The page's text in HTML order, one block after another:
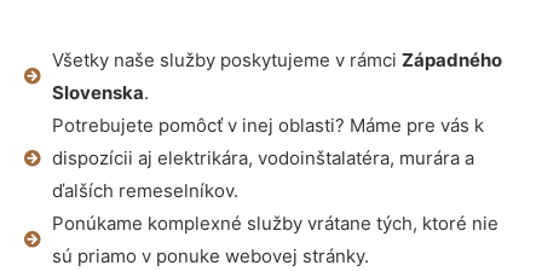
Všetky naše služby poskytujeme v rámci Západného
Slovenska.
Potrebujete pomôcť v inej oblasti? Máme pre vás k
dispozícii aj elektrikára, vodoinštalatéra, murára a
ďalších remeselníkov.
Ponúkame komplexné služby vrátane tých, ktoré nie
sú priamo v ponuke webovej stránky.